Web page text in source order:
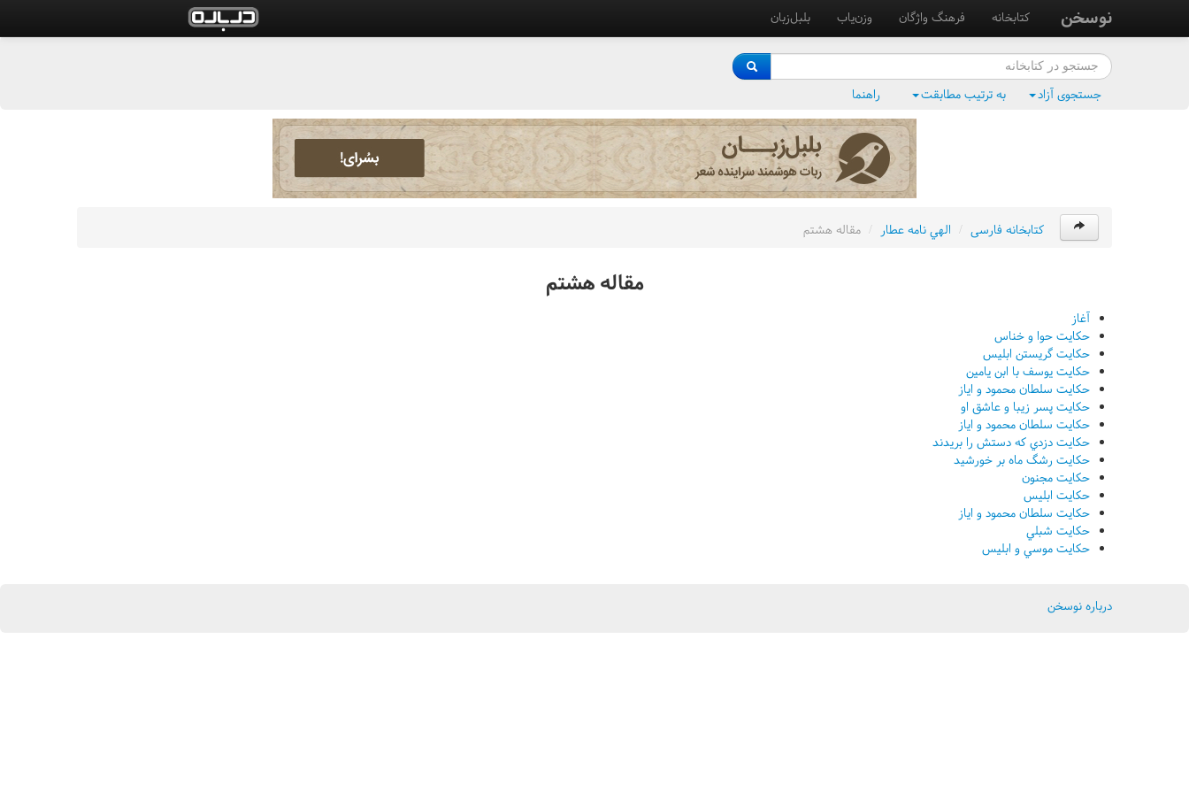
نوسخن کتابخانه فرهنگ واژگان وزن‌یاب بلبل‌زبان
جستجوی آزاد به ترتیب مطابقت راهنما
کتابخانه فارسی / الهي نامه عطار / مقاله هشتم
مقاله هشتم
آغاز
حکايت حوا و خناس
حکايت گريستن ابليس
حکايت يوسف با ابن يامين
حکايت سلطان محمود و اياز
حکايت پسر زيبا و عاشق او
حکايت سلطان محمود و اياز
حکايت دزدي که دستش را بريدند
حکايت رشگ ماه بر خورشيد
حکايت مجنون
حکايت ابليس
حکايت سلطان محمود و اياز
حکايت شبلي
حکايت موسي و ابليس
درباره نوسخن